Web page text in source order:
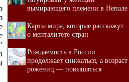
вымирающего племени в Непале
Карты мира, которые расскажут
о менталитете стран
Рождаемость в России
продолжает снижаться, а возраст
рожениц — повышаться